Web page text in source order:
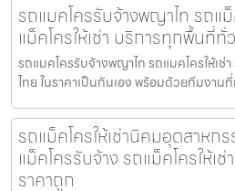
รถแมคโครรับจ้างพญาไท รถแ
แม็คโครให้เช่า บริการทุกพื้นที่ทั่
รถแมคโครรับจ้างพญาไท รถแมคโครให้เช่
ไทย ในราคาเป็นกันเอง พร้อมด้วยทีมงาน
รถแม็คโครให้เช่านิคมอุตสาหก
แม็คโครรับจ้าง รถแม็คโครให้เ
ราคาถูก